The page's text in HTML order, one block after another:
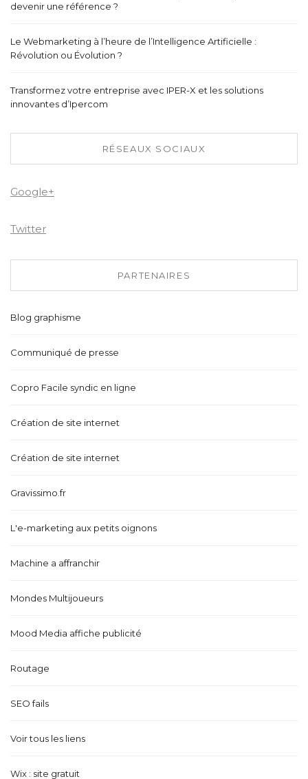
devenir une référence ?
Le Webmarketing à l’heure de l’Intelligence Artificielle :
Révolution ou Évolution ?
Transformez votre entreprise avec IPER-X et les solutions
innovantes d’Ipercom
RÉSEAUX SOCIAUX
Google+
Twitter
PARTENAIRES
Blog graphisme
Communiqué de presse
Copro Facile syndic en ligne
Création de site internet
Création de site internet
Gravissimo.fr
L'e-marketing aux petits oignons
Machine a affranchir
Mondes Multijoueurs
Mood Media affiche publicité
Routage
SEO fails
Voir tous les liens
Wix : site gratuit